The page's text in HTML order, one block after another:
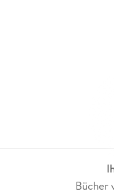
Bücher